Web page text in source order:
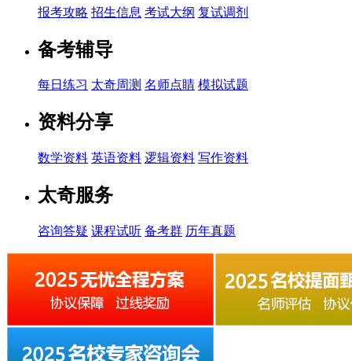
报考攻略 招生信息 考试大纲 复试调剂
备考辅导
每日练习 太奇周测 名师点睛 模拟试题
资料分享
数学资料 英语资料 逻辑资料 写作资料
太奇服务
咨询答疑 课程试听 备考群 历年真题